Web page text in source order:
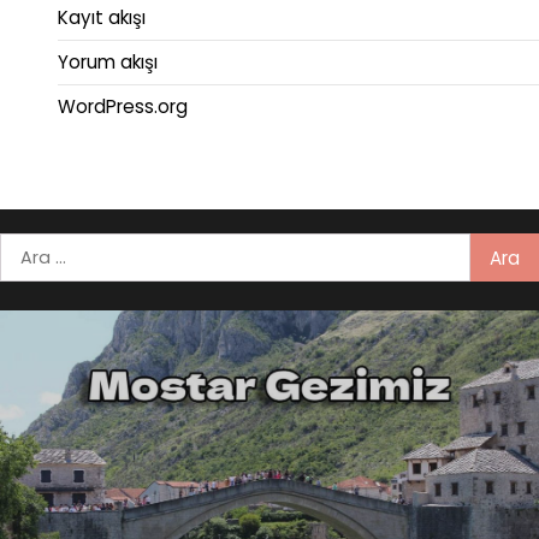
Kayıt akışı
Yorum akışı
WordPress.org
Arama: